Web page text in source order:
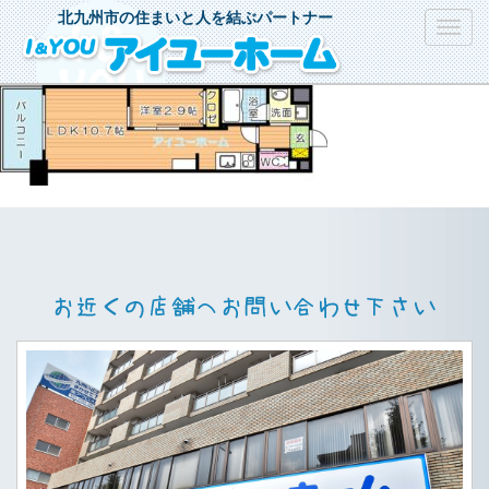
北九州市の住まいと人を結ぶパートナー